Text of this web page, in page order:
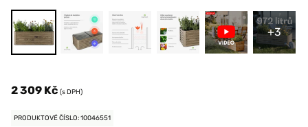
+3
2 309 Kč (s DPH)
PRODUKTOVÉ ČÍSLO: 10046551